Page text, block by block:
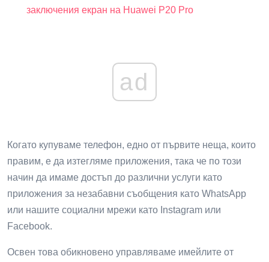
заключения екран на Huawei P20 Pro
ad
Когато купуваме телефон, едно от първите неща, които
правим, е да изтегляме приложения, така че по този
начин да имаме достъп до различни услуги като
приложения за незабавни съобщения като WhatsApp
или нашите социални мрежи като Instagram или
Facebook.
Освен това обикновено управляваме имейлите от